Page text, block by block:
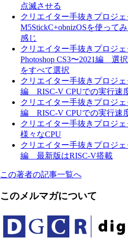
点滅させる
クリエイター手抜きプロジ
M5StickC+obnizOSを使って
感じ
クリエイター手抜きプロジェ
Photoshop CS3〜2021編 選
をすべて選択
クリエイター手抜きプロジ
編 RISC-V CPUでの実行速
クリエイター手抜きプロジ
編 RISC-V CPUでの実行速
クリエイター手抜きプロジェ
様々なCPU
クリエイター手抜きプロジ
編 最新版はRISC-V搭載
この著者の記事一覧へ
このメルマガについて